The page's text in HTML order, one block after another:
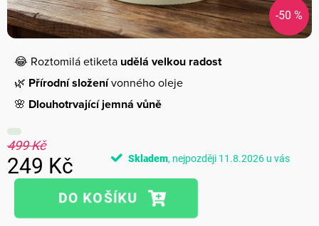
-50 %
😂 Roztomilá etiketa udělá velkou radost
🌿 Přírodní složenívonného oleje
🌸 Dlouhotrvající jemná vůně
499 Kč
249 Kč
Měrná
Skladem 11.8.2026